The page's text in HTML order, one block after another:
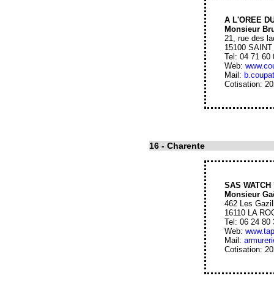
A L'OREE
Monsieur
21, rue des
15100
Tel: 04 71 60
Web:
Mail:
Cotisation:
16 - Charente
SAS
Monsieur
462 Les
16110 LA
Tel: 06 24 80
Web:
Mail:
Cotisation: